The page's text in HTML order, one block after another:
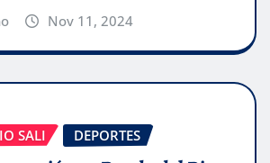
Nov 11, 2024
SALI DEPORTES